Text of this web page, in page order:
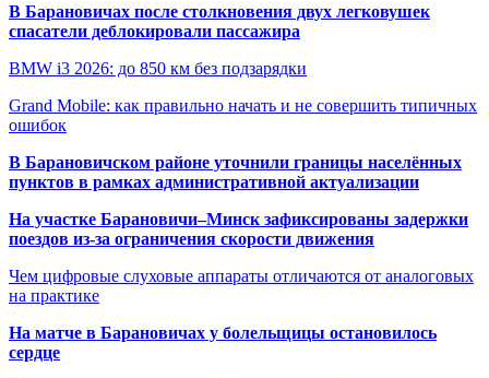
В Барановичах после столкновения двух легковушек
спасатели деблокировали пассажира
BMW i3 2026: до 850 км без подзарядки
Grand Mobile: как правильно начать и не совершить типичных
ошибок
В Барановичском районе уточнили границы населённых
пунктов в рамках административной актуализации
На участке Барановичи–Минск зафиксированы задержки
поездов из-за ограничения скорости движения
Чем цифровые слуховые аппараты отличаются от аналоговых
на практике
На матче в Барановичах у болельщицы остановилось
сердце